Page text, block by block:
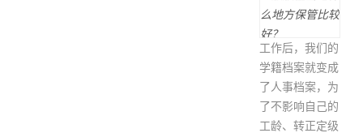
工作后，我们的
学籍档案就变成
了人事档案，为
了不影响自己的
工龄、转正定级